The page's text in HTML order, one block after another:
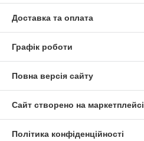
Доставка та оплата
Графік роботи
Повна версія сайту
Сайт створено на маркетплейсі
Політика конфіденційності